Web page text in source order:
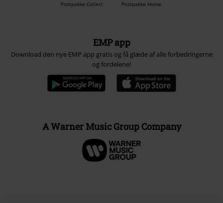
Postpakke Collect Postpakke Home
EMP app
Download den nye EMP app gratis og få glæde af alle forbedringerne
og fordelene!
A Warner Music Group Company